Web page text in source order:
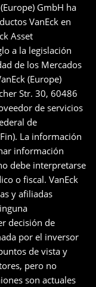
GmbH ha
VanEck en
Asset
a la legislación
de los Mercados
(Europe)
Str. 30, 60486
de servicios
de
La información
información
debe interpretarse
o fiscal. VanEck
y afiliadas
decisión de
por el inversor
de vista y
pero no
son actuales